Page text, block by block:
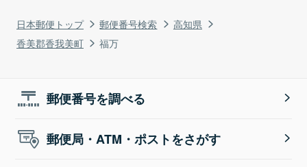
日本郵便トップ 郵便番号検索
高知県
香美郡香我美町
福万
郵便番号を調べる
郵便局・ATM・ポストをさがす